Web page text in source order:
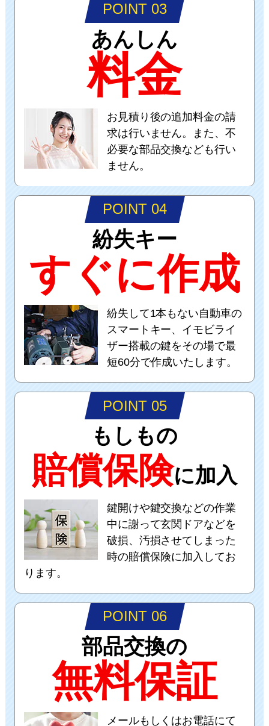
POINT 03
あんしん
料金
お見積り後の追加料金の請
求は行いません。また、不
必要な部品交換なども行い
ません。
POINT 04
紛失キー
すぐに作成
紛失して1本もない自動車の
スマートキー、イモビライ
ザー搭載の鍵をその場で最
短60分で作成いたします。
POINT 05
もしもの
賠償保険に加入
鍵開けや鍵交換などの作業
中に謝って玄関ドアなどを
破損、汚損させてしまった
時の賠償保険に加入してお
ります。
POINT 06
部品交換の
無料保証
メールもしくはお電話にて